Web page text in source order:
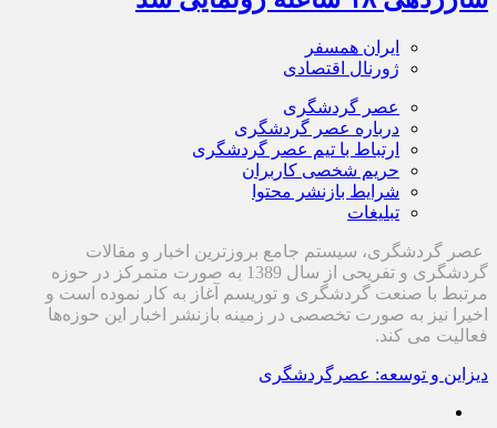
ایران همسفر
ژورنال اقتصادی
عصر گردشگری
درباره عصر گردشگری
ارتباط با تیم عصر گردشگری
حریم شخصی کاربران
شرایط بازنشر محتوا
تبلیغات
عصر گردشگری، سیستم جامع بروزترین اخبار و مقالات
گردشگری و تفریحی از سال 1389 به صورت متمرکز در حوزه
مرتبط با صنعت گردشگری و توریسم آغاز به کار نموده است و
اخیرا نیز به صورت تخصصی در زمینه بازنشر اخبار این حوزه‌ها
فعالیت می کند.
دیزاین و توسعه: عصرگردشگری